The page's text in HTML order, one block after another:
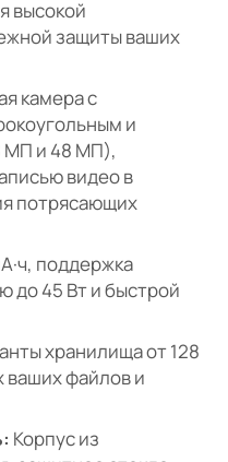
высокой
защиты ваших
камера с
и
МП и 48 МП),
видео в
потрясающих
поддержка
до 45 Вт и быстрой
хранилища от 128
ваших файлов и
Корпус из